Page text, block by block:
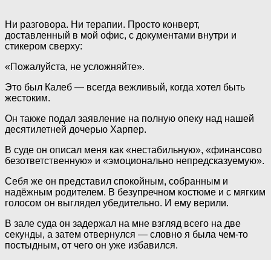
Ни разговора. Ни терапии. Просто конверт,
доставленный в мой офис, с документами внутри и
стикером сверху:
«Пожалуйста, не усложняйте».
Это был Калеб — всегда вежливый, когда хотел быть
жестоким.
Он также подал заявление на полную опеку над нашей
десятилетней дочерью Харпер.
В суде он описал меня как «нестабильную», «финансово
безответственную» и «эмоционально непредсказуемую».
Себя же он представил спокойным, собранным и
надёжным родителем. В безупречном костюме и с мягким
голосом он выглядел убедительно. И ему верили.
В зале суда он задержал на мне взгляд всего на две
секунды, а затем отвернулся — словно я была чем-то
постыдным, от чего он уже избавился.